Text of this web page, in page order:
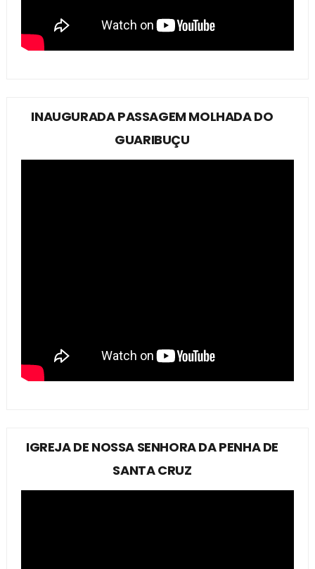
INAUGURADA PASSAGEM MOLHADA DO
GUARIBUÇU
IGREJA DE NOSSA SENHORA DA PENHA DE
SANTA CRUZ